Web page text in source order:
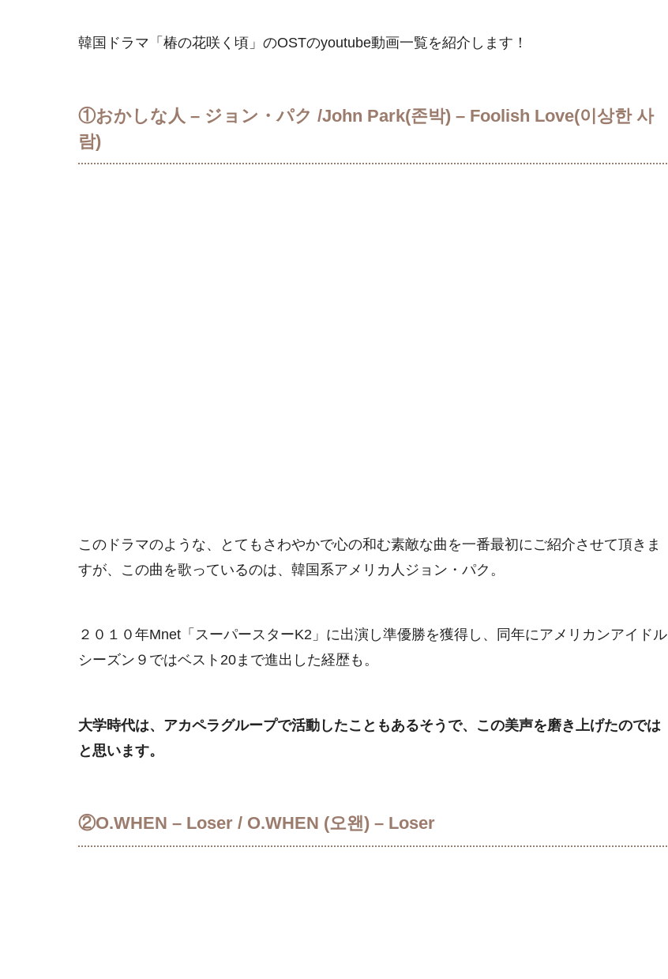
韓国ドラマ「椿の花咲く頃」のOSTのyoutube動画一覧を紹介します！
①おかしな人 – ジョン・パク /John Park(존박) – Foolish Love(이상한 사
람)
このドラマのような、とてもさわやかで心の和む素敵な曲を一番最初にご紹介させて頂きま
すが、この曲を歌っているのは、韓国系アメリカ人ジョン・パク。
２０１０年Mnet「スーパースターK2」に出演し準優勝を獲得し、同年にアメリカンアイドル
シーズン９ではベスト20まで進出した経歴も。
大学時代は、アカペラグループで活動したこともあるそうで、この美声を磨き上げたのでは
と思います。
②O.WHEN – Loser / O.WHEN (오왠) – Loser